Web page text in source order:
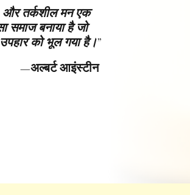
और तर्कशील मन एक
समाज बनाया है जो
को भूल गया है।”
—अल्बर्ट आइंस्टीन